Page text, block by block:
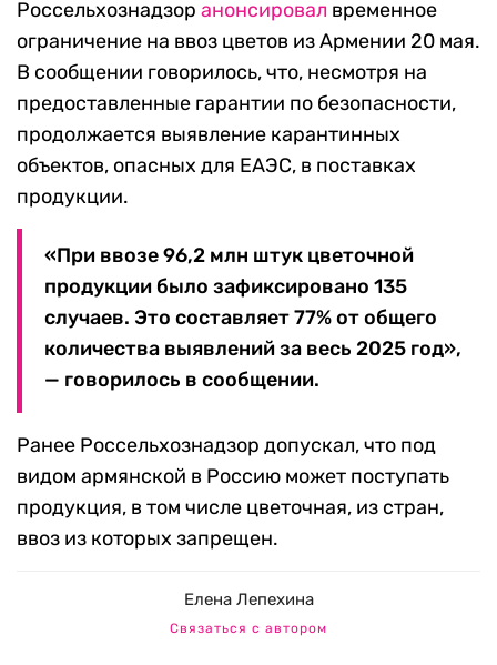
Россельхознадзор анонсировал временное
ограничение на ввоз цветов из Армении 20 мая.
В сообщении говорилось, что, несмотря на
предоставленные гарантии по безопасности,
продолжается выявление карантинных
объектов, опасных для ЕАЭС, в поставках
продукции.
«При ввозе 96,2 млн штук цветочной
продукции было зафиксировано 135
случаев. Это составляет 77% от общего
количества выявлений за весь 2025 год»,
— говорилось в сообщении.
Ранее Россельхознадзор допускал, что под
видом армянской в Россию может поступать
продукция, в том числе цветочная, из стран,
ввоз из которых запрещен.
Елена Лепехина
Связаться с автором